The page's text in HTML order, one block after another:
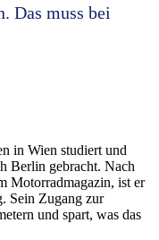
Das muss bei
in Wien studiert und
Berlin gebracht. Nach
Motorradmagazin, ist er
Sein Zugang zur
und spart, was das